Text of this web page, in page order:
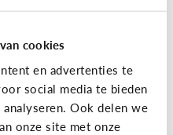
cookies
en advertenties te
social media te bieden
Ook delen we
onze site met onze